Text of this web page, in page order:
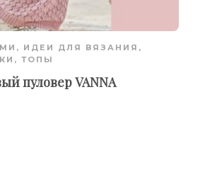
, ИДЕИ ДЛЯ ВЯЗАНИЯ ,
ТОПЫ
пуловер VANNA